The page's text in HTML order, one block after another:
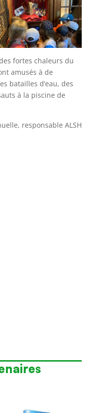
fortes chaleurs du
amusés à de
batailles d’eau, des
à la piscine de
responsable ALSH